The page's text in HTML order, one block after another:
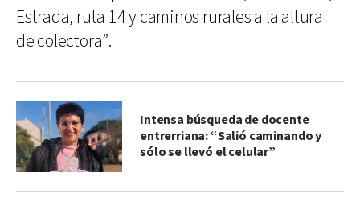
Estrada, ruta 14 y caminos rurales a la altura
de colectora”.
Intensa búsqueda de docente
entrerriana: “Salió caminando y
sólo se llevó el celular”